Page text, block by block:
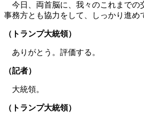
今日、両首脳に、我々のこれまでの
事務方とも協力をして、しっかり進め
（トランプ大統領）
ありがとう。評価する。
（記者）
大統領。
（トランプ大統領）